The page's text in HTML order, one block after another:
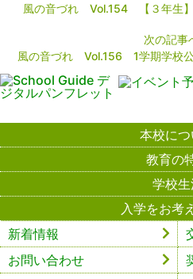
風の音づれ Vol.154 【３年生】
次の記事
風の音づれ Vol.156 1学期学校
本校につ
教育の
学校
入学をお考
新着情報
お問い合わせ